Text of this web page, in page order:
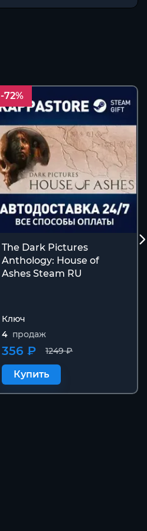
-72%
The Dark Pictures
Anthology: House of
Ashes Steam RU
Ключ
4 продаж
1249 ₽
356 ₽
Купить